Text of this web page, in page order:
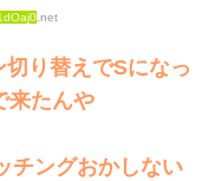
.net
り替えでSになっ
来たんや
チングおかしない